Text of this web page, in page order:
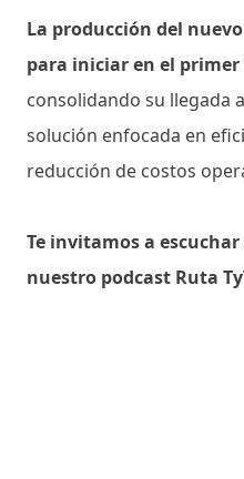
La producción del
para iniciar en el primer
consolidando su llegada
solución enfocada en
reducción de costos
Te invitamos a
nuestro podcast Ruta